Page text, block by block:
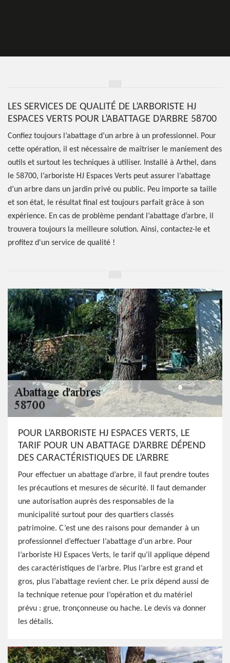
LES SERVICES DE QUALITÉ DE L’ARBORISTE HJ
ESPACES VERTS POUR L’ABATTAGE D’ARBRE 58700
Confiez toujours l’abattage d’un arbre à un professionnel. Pour
cette opération, il est nécessaire de maîtriser le maniement des
outils et surtout les techniques à utiliser. Installé à Arthel, dans
le 58700, l’arboriste HJ Espaces Verts peut assurer l’abattage
d’un arbre dans un jardin privé ou public. Peu importe sa taille
et son état, le résultat final est toujours parfait grâce à son
expérience. En cas de problème pendant l’abattage d’arbre, il
trouvera toujours la meilleure solution. Ainsi, contactez-le et
profitez d'un service de qualité !
POUR L’ARBORISTE HJ ESPACES VERTS, LE
TARIF POUR UN ABATTAGE D’ARBRE DÉPEND
DES CARACTÉRISTIQUES DE L’ARBRE
Pour effectuer un abattage d’arbre, il faut prendre toutes
les précautions et mesures de sécurité. Il faut demander
une autorisation auprès des responsables de la
municipalité surtout pour des quartiers classés
patrimoine. C’est une des raisons pour demander à un
professionnel d’effectuer l’abattage d’un arbre. Pour
l’arboriste HJ Espaces Verts, le tarif qu’il applique dépend
des caractéristiques de l’arbre. Plus l’arbre est grand et
gros, plus l’abattage revient cher. Le prix dépend aussi de
la technique retenue pour l’opération et du matériel
prévu : grue, tronçonneuse ou hache. Le devis va donner
les détails.